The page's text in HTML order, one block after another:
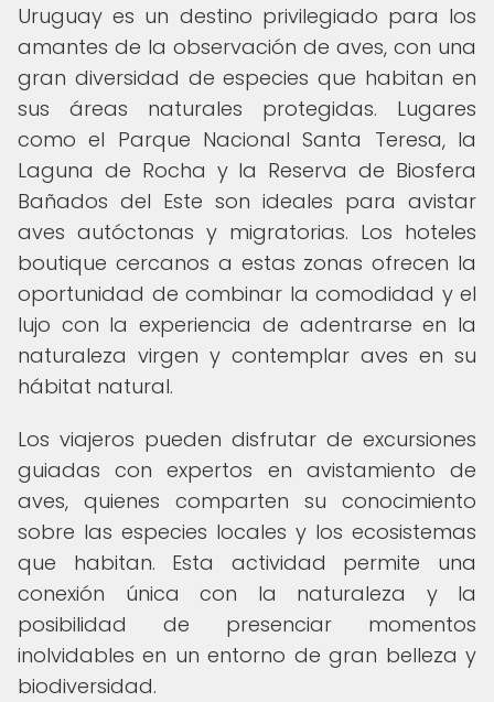
Uruguay es un destino privilegiado para los
amantes de la observación de aves, con una
gran diversidad de especies que habitan en
sus áreas naturales protegidas. Lugares
como el Parque Nacional Santa Teresa, la
Laguna de Rocha y la Reserva de Biosfera
Bañados del Este son ideales para avistar
aves autóctonas y migratorias. Los hoteles
boutique cercanos a estas zonas ofrecen la
oportunidad de combinar la comodidad y el
lujo con la experiencia de adentrarse en la
naturaleza virgen y contemplar aves en su
hábitat natural.
Los viajeros pueden disfrutar de excursiones
guiadas con expertos en avistamiento de
aves, quienes comparten su conocimiento
sobre las especies locales y los ecosistemas
que habitan. Esta actividad permite una
conexión única con la naturaleza y la
posibilidad de presenciar momentos
inolvidables en un entorno de gran belleza y
biodiversidad.